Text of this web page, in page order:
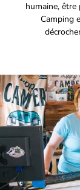
humaine, être
Camping